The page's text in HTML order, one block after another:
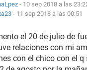
- 10 sep 2018 a las
- 11 sep 2018 a las 00:51
el 20 de julio de
relaciones con mi
con el chico con el